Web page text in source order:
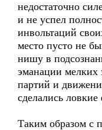
недостаточно
и не успел
инвольтаций
место пусто не
нишу в
эманации мелких
партий и
сделались
Таким образом с